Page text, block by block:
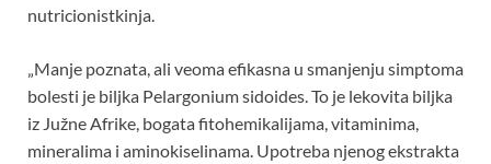
nutricionistkinja.
„Manje poznata, ali veoma efikasna u smanjenju simptoma
bolesti je biljka Pelargonium sidoides. To je lekovita biljka
iz Južne Afrike, bogata fitohemikalijama, vitaminima,
mineralima i aminokiselinama. Upotreba njenog ekstrakta